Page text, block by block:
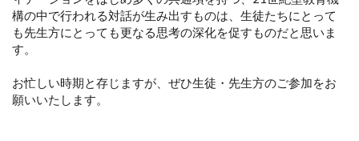
構の中で行われる対話が生み出すものは、生徒たちにとって
も先生方にとっても更なる思考の深化を促すものだと思いま
す。
お忙しい時期と存じますが、ぜひ生徒・先生方のご参加をお
願いいたします。